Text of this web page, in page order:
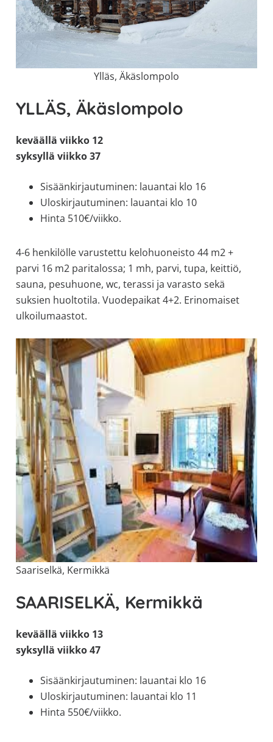
Ylläs, Äkäslompolo
YLLÄS, Äkäslompolo
keväällä viikko 12
syksyllä viikko 37
Sisäänkirjautuminen: lauantai klo 16
Uloskirjautuminen: lauantai klo 10
Hinta 510€/viikko.
4-6 henkilölle varustettu kelohuoneisto 44 m2 +
parvi 16 m2 paritalossa; 1 mh, parvi, tupa, keittiö,
sauna, pesuhuone, wc, terassi ja varasto sekä
suksien huoltotila. Vuodepaikat 4+2. Erinomaiset
ulkoilumaastot.
Saariselkä, Kermikkä
SAARISELKÄ, Kermikkä
keväällä viikko 13
syksyllä viikko 47
Sisäänkirjautuminen: lauantai klo 16
Uloskirjautuminen: lauantai klo 11
Hinta 550€/viikko.